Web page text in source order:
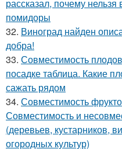
рассказал, почему
помидоры
32. Виноград найден
добра!
33. Совместимость
посадке таблица. Какие
сажать рядом
34. Совместимость
Совместимость и
(деревьев, кустарников,
огородных культур)